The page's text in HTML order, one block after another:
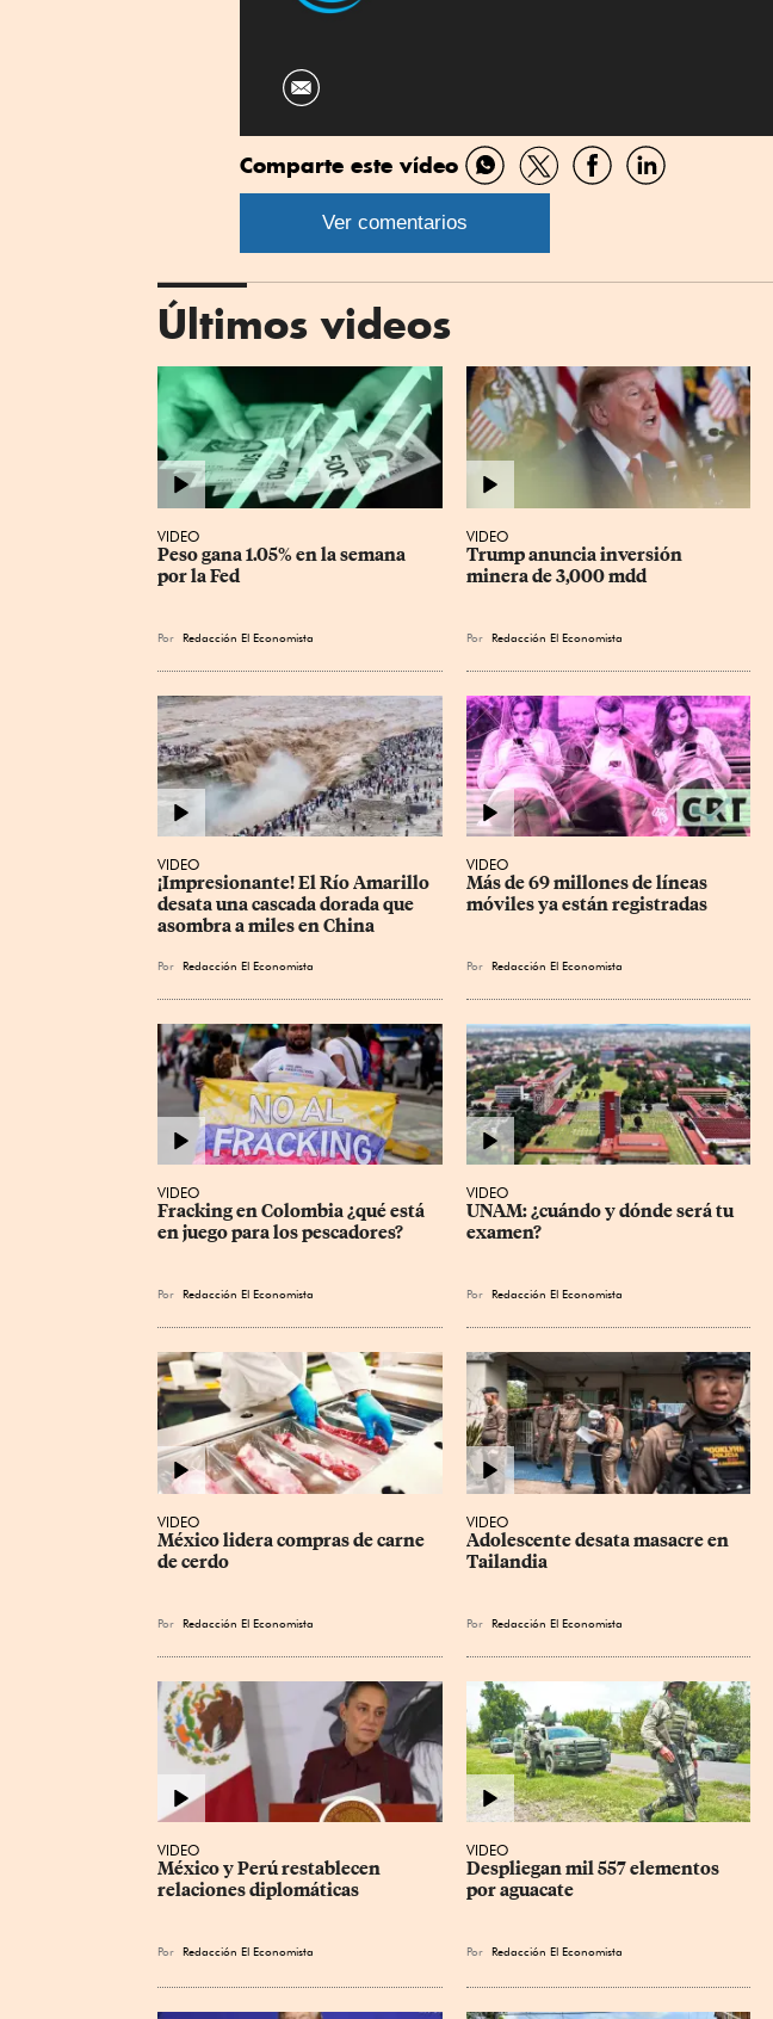
Comparte este vídeo
Compartir
por
Compartir
por
CompartirCompartir
Ver comentarios
Últimos videos
VIDEO
Peso gana 1.05% en la semana
por la Fed
Por Redacción El Economista
VIDEO
Trump anuncia inversión
minera de 3,000 mdd
Por Redacción El Economista
VIDEO
¡Impresionante! El Río Amarillo
desata una cascada dorada que
asombra a miles en China
Por Redacción El Economista
VIDEO
Más de 69 millones de líneas
móviles ya están registradas
Por Redacción El Economista
VIDEO
Fracking en Colombia ¿qué está
en juego para los pescadores?
Por Redacción El Economista
VIDEO
UNAM: ¿cuándo y dónde será tu
examen?
Por Redacción El Economista
VIDEO
México lidera compras de carne
de cerdo
Por Redacción El Economista
VIDEO
Adolescente desata masacre en
Tailandia
Por Redacción El Economista
VIDEO
México y Perú restablecen
relaciones diplomáticas
Por Redacción El Economista
VIDEO
Despliegan mil 557 elementos
por aguacate
Por Redacción El Economista